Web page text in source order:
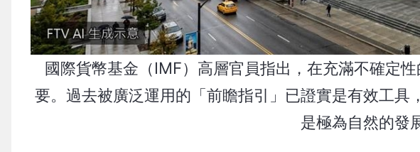
國際貨幣基金（IMF）高層官員指出，在充滿不確定
要。過去被廣泛運用的「前瞻指引」已證實是有效工
是極為自然的發